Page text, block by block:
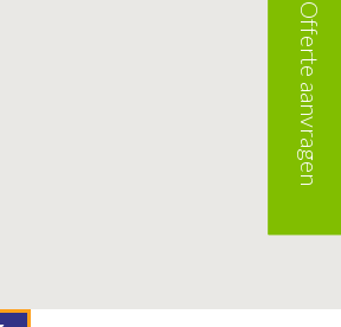
Offerte aanvragen